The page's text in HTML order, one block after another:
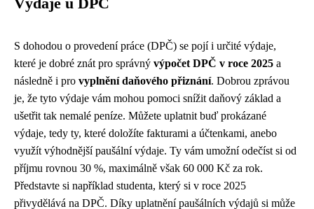
Výdaje u DPČ
S dohodou o provedení práce (DPČ) se pojí i určité výdaje,
které je dobré znát pro správný výpočet DPČ v roce 2025 a
následně i pro vyplnění daňového přiznání. Dobrou zprávou
je, že tyto výdaje vám mohou pomoci snížit daňový základ a
ušetřit tak nemalé peníze. Můžete uplatnit buď prokázané
výdaje, tedy ty, které doložíte fakturami a účtenkami, anebo
využít výhodnější paušální výdaje. Ty vám umožní odečíst si od
příjmu rovnou 30 %, maximálně však 60 000 Kč za rok.
Představte si například studenta, který si v roce 2025
přivydělává na DPČ. Díky uplatnění paušálních výdajů si může